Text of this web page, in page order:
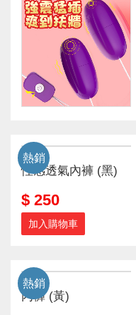
性感透氣內褲 (黑)
$ 250
加入購物車
熱銷
內褲 (黃)
熱銷